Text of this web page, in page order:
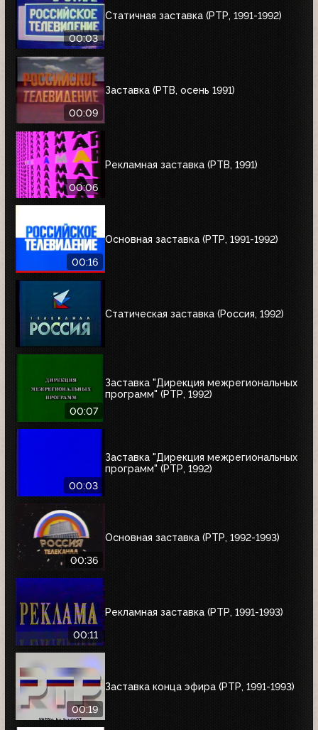
00:03
Статичная заставка (РТР, 1991-1992)
00:09
Заставка (РТВ, осень 1991)
00:06
Рекламная заставка (РТВ, 1991)
00:16
Основная заставка (РТР, 1991-1992)
Статическая заставка (Россия, 1992)
00:07
Заставка "Дирекция межрегиональных
программ" (РТР, 1992)
00:03
Заставка "Дирекция межрегиональных
программ" (РТР, 1992)
00:36
Основная заставка (РТР, 1992-1993)
00:11
Рекламная заставка (РТР, 1991-1993)
00:19
Заставка конца эфира (РТР, 1991-1993)